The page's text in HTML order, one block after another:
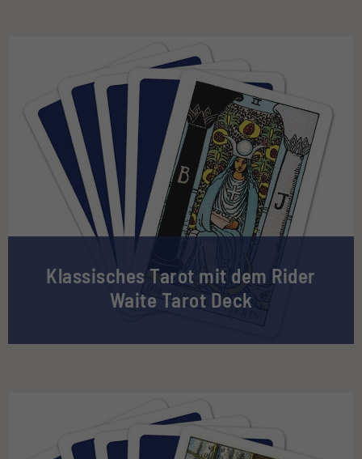
Klassisches Tarot mit dem Rider
Waite Tarot Deck